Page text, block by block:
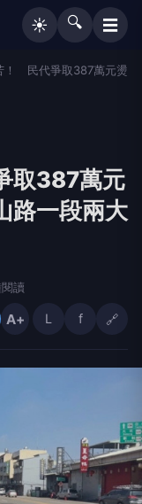
☀️ 🔍 ☰
！ 民代爭取387萬元燙
取387萬元
路一段兩大
讀
A+ L f 🔗